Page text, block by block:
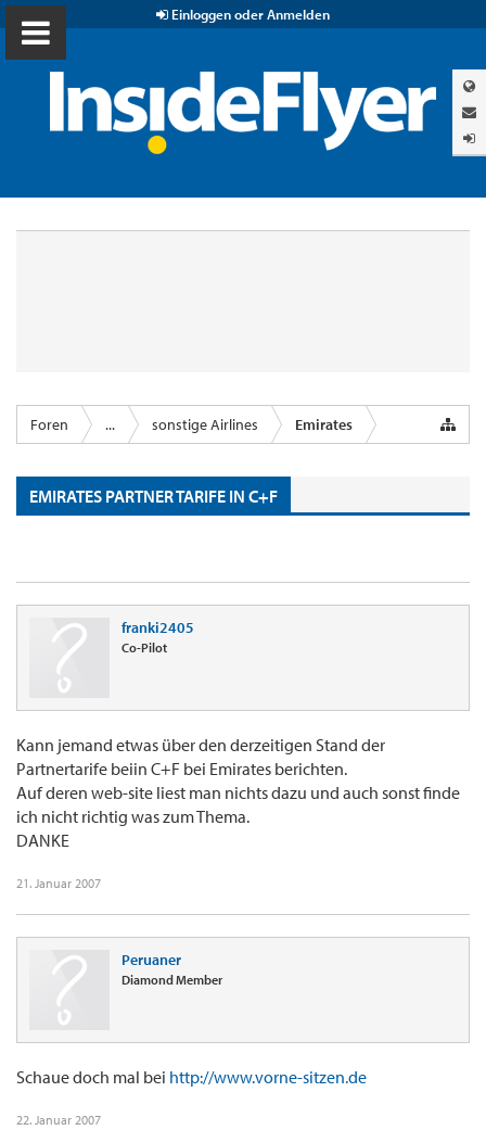
Einloggen oder Anmelden
Foren ... sonstige Airlines Emirates
EMIRATES PARTNER TARIFE IN C+F
franki2405
Co-Pilot
Kann jemand etwas über den derzeitigen Stand der
Partnertarife beiin C+F bei Emirates berichten.
Auf deren web-site liest man nichts dazu und auch sonst finde
ich nicht richtig was zum Thema.
DANKE
21. Januar 2007
Peruaner
Diamond Member
Schaue doch mal bei http://www.vorne-sitzen.de
22. Januar 2007